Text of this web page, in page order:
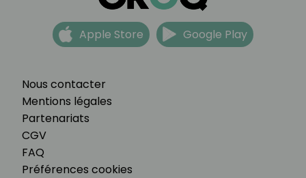
Nous contacter
Mentions légales
Partenariats
CGV
FAQ
Préférences cookies
Apple Store Google Play